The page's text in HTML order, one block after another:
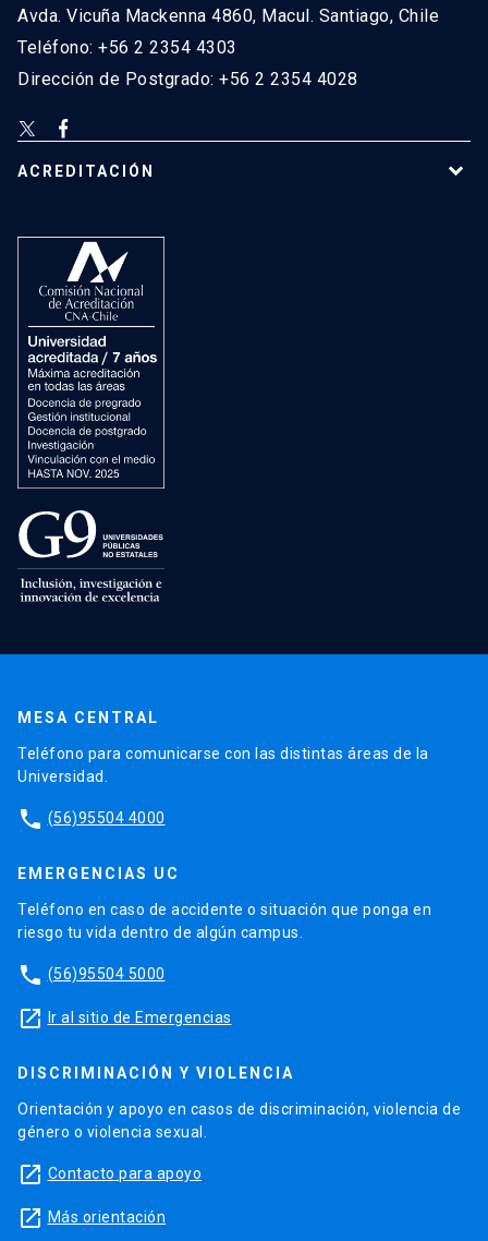
Avda. Vicuña Mackenna 4860, Macul. Santiago, Chile
Teléfono: +56 2 2354 4303
Dirección de Postgrado: +56 2 2354 4028
ACREDITACIÓN
MESA CENTRAL
Teléfono para comunicarse con las distintas áreas de la
Universidad.
phone (56)95504 4000
EMERGENCIAS UC
Teléfono en caso de accidente o situación que ponga en
riesgo tu vida dentro de algún campus.
phone (56)95504 5000
launch Ir al sitio de Emergencias
DISCRIMINACIÓN Y VIOLENCIA
Orientación y apoyo en casos de discriminación, violencia de
género o violencia sexual.
launch Contacto para apoyo
launch Más orientación